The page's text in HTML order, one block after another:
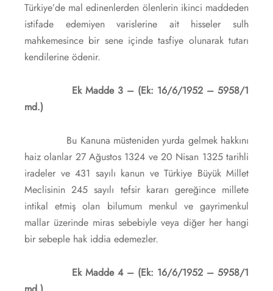
Türkiye’de mal edinenlerden ölenlerin ikinci maddeden
istifade edemiyen varislerine ait hisseler sulh
mahkemesince bir sene içinde tasfiye olunarak tutarı
kendilerine ödenir.
Ek Madde 3 – (Ek: 16/6/1952 – 5958/1
md.)
Bu Kanuna müsteniden yurda gelmek hakkını
haiz olanlar 27 Ağustos 1324 ve 20 Nisan 1325 tarihli
iradeler ve 431 sayılı kanun ve Türkiye Büyük Millet
Meclisinin 245 sayılı tefsir kararı gereğince millete
intikal etmiş olan bilumum menkul ve gayrimenkul
mallar üzerinde miras sebebiyle veya diğer her hangi
bir sebeple hak iddia edemezler.
Ek Madde 4 – (Ek: 16/6/1952 – 5958/1